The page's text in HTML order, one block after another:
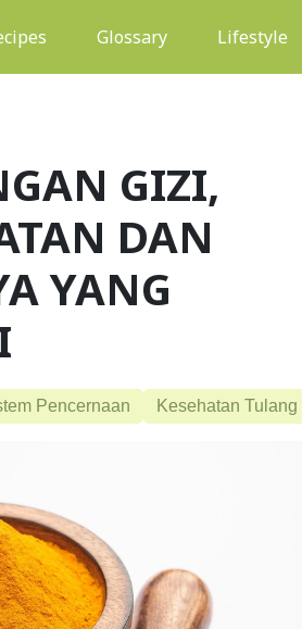
(current)Glossary Lifestyle
GIZI,
DAN
YANG
Pencernaan Kesehatan Tulang